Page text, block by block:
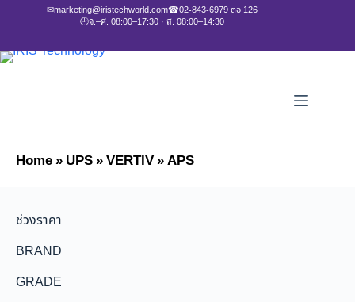
✉marketing@iristechworld.com☎02-843-6979 ต่อ 126
🕘จ.–ศ. 08:00–17:30 · ส. 08:00–14:30
Home»UPS»VERTIV»APS
ช่วงราคา
BRAND
GRADE